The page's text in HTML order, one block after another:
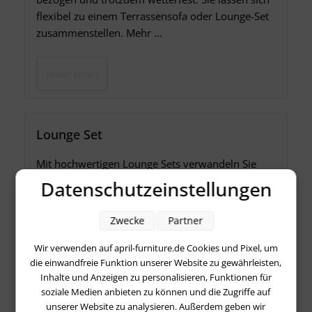
flexibel zu einem Terrassensofa oder Lounge-Set
zusammenstellen. Mehr ...
Lounge Set
Mit hochwertigen Lounge Sets verwandeln Sie
Ihren Outdoor Bereich in eine gemütliche
Wohlfühloase.
Mehr lesen
Datenschutzeinstellungen
Wir verwenden auf april-furniture.de Cookies und Pixel, um
die einwandfreie Funktion unserer Website zu gewährleisten,
Inhalte und Anzeigen zu personalisieren, Funktionen für
soziale Medien anbieten zu können und die Zugriffe auf
unserer Website zu analysieren. Außerdem geben wir
Zwecke Partner